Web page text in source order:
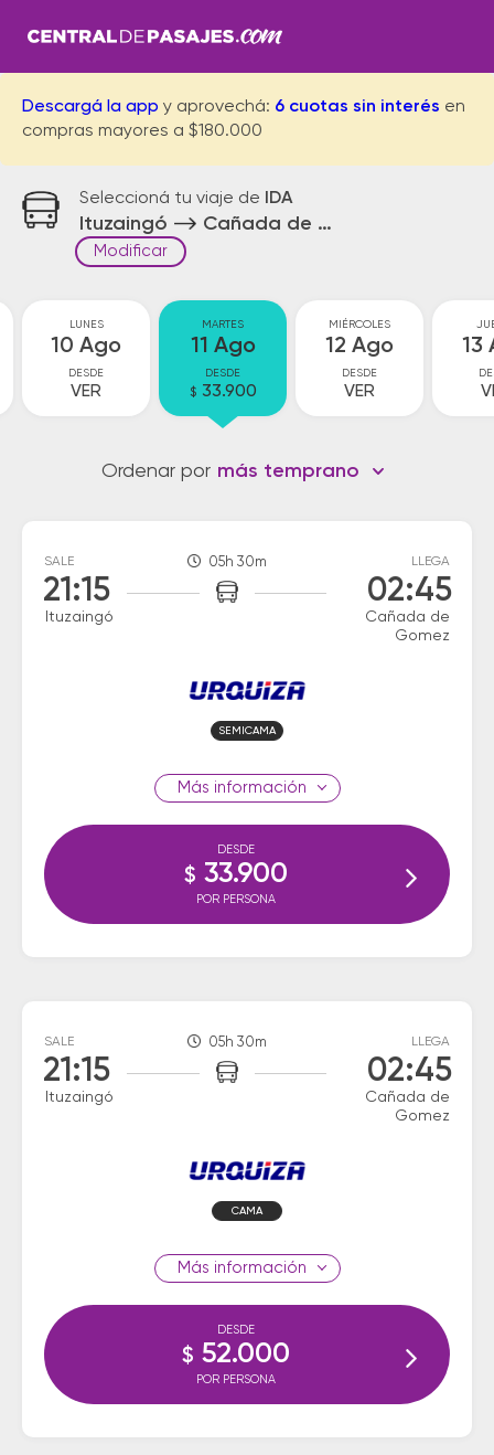
Descargá la app y aprovechá: 6 cuotas sin interés en
compras mayores a $180.000
Seleccioná tu viaje de IDA
Ituzaingó Cañada de Gomez
Modificar
LUNES
10 Ago
DESDE
VER
MARTES
11 Ago
DESDE
$ 33.900
MIÉRCOLES
12 Ago
DESDE
VER
13
Ordenar por más temprano
SALE
21:15
Ituzaingó
05h 30m LLEGA
02:45
Cañada de
Gomez
SEMICAMA
información
DESDE
$ 33.900
POR PERSONA
SALE
21:15
Ituzaingó
05h 30m LLEGA
02:45
Cañada de
Gomez
CAMA
información
DESDE
$ 52.000
POR PERSONA